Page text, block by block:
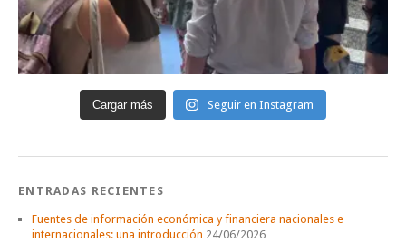
Cargar más Seguir en Instagram
ENTRADAS RECIENTES
Fuentes de información económica y financiera nacionales e
internacionales: una introducción 24/06/2026